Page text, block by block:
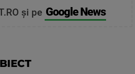
și pe Google News